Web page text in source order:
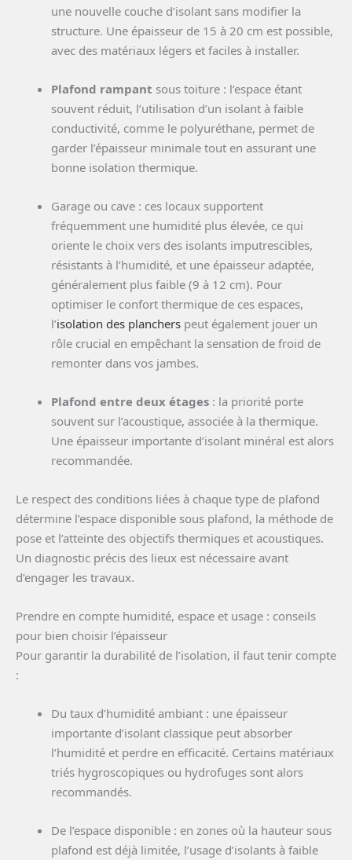
une nouvelle couche d’isolant sans modifier la
structure. Une épaisseur de 15 à 20 cm est possible,
avec des matériaux légers et faciles à installer.
Plafond rampant sous toiture : l’espace étant
souvent réduit, l’utilisation d’un isolant à faible
conductivité, comme le polyuréthane, permet de
garder l’épaisseur minimale tout en assurant une
bonne isolation thermique.
Garage ou cave : ces locaux supportent
fréquemment une humidité plus élevée, ce qui
oriente le choix vers des isolants imputrescibles,
résistants à l’humidité, et une épaisseur adaptée,
généralement plus faible (9 à 12 cm). Pour
optimiser le confort thermique de ces espaces,
l’isolation des planchers peut également jouer un
rôle crucial en empêchant la sensation de froid de
remonter dans vos jambes.
Plafond entre deux étages : la priorité porte
souvent sur l’acoustique, associée à la thermique.
Une épaisseur importante d’isolant minéral est alors
recommandée.
Le respect des conditions liées à chaque type de plafond
détermine l’espace disponible sous plafond, la méthode de
pose et l’atteinte des objectifs thermiques et acoustiques.
Un diagnostic précis des lieux est nécessaire avant
d’engager les travaux.
Prendre en compte humidité, espace et usage : conseils
pour bien choisir l’épaisseur
Pour garantir la durabilité de l’isolation, il faut tenir compte
:
Du taux d’humidité ambiant : une épaisseur
importante d’isolant classique peut absorber
l’humidité et perdre en efficacité. Certains matériaux
triés hygroscopiques ou hydrofuges sont alors
recommandés.
De l’espace disponible : en zones où la hauteur sous
plafond est déjà limitée, l’usage d’isolants à faible